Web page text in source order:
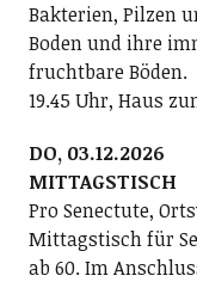
Bakterien, Pilzen
Boden und ihre
fruchtbare Böden.
19.45 Uhr, Haus
DO, 03.12.2026
MITTAGSTISCH
Pro Senectute,
Mittagstisch für
ab 60. Im